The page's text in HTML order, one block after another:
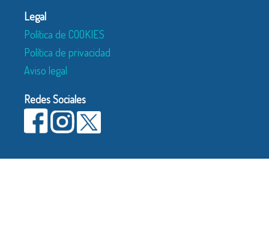
Legal
Política de COOKIES
Política de privacidad
Aviso legal
Redes Sociales